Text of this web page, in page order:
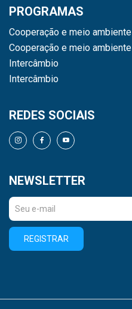
PROGRAMAS
Cooperação e meio ambiente
Cooperação e meio ambiente
Intercâmbio
Intercâmbio
REDES SOCIAIS
NEWSLETTER
REGISTRAR